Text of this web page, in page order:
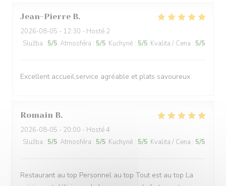
Jean-Pierre B
2026-08-05 - 12:30 - Hosté 2
Služba : 5/5 Atmosféra : 5/5 Kuchyně : 5/5 Kvalita / Cena : 5/5
Excellent accueil,service agréable et plats savoureux
Romain B
2026-08-05 - 20:00 - Hosté 4
Služba : 5/5 Atmosféra : 5/5 Kuchyně : 5/5 Kvalita / Cena : 5/5
Restaurant au top Personnel au top Tout est au top La